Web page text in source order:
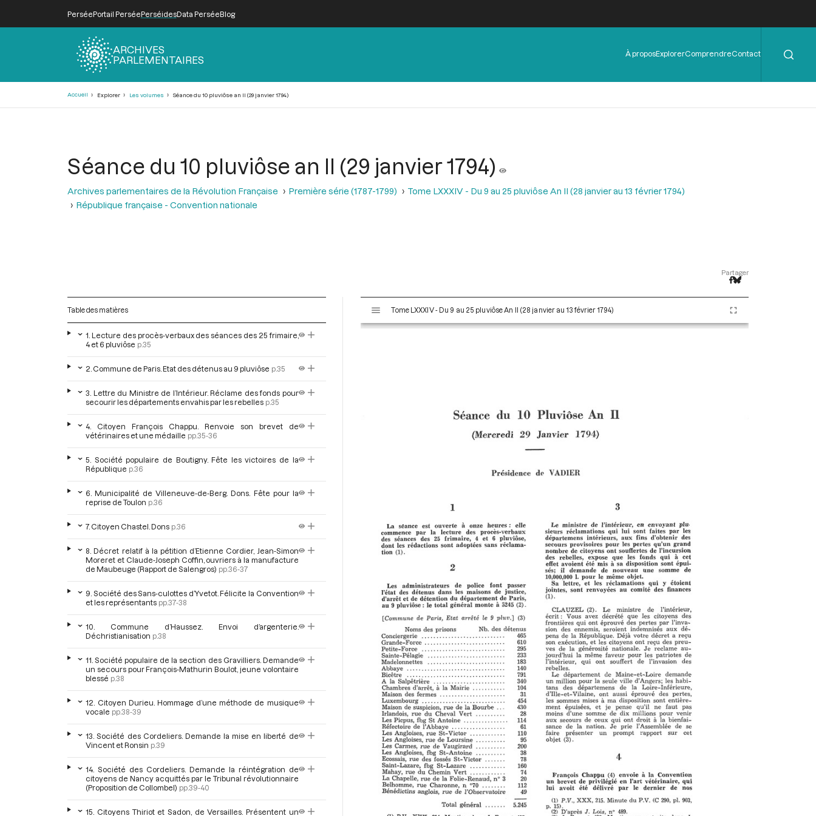
PerséePortail PerséePerséidesData PerséeBlog
ARCHIVES
PARLEMENTAIRES
Menu
de
À proposExplorerComprendreContact
Accueil Explorer Les volumes Séance du 10 pluviôse an II (29 janvier 1794)
Séance du 10 pluviôse an II (29 janvier 1794)
Archives parlementaires de la Révolution Française Première série (1787-1799)
Tome LXXXIV - Du 9 au 25 pluviôse An II (28 janvier au 13 février 1794)
République française - Convention nationale
Partager
Table des matières
1. Lecture des procès-verbaux des séances des 25 frimaire,
4 et 6 pluviôse p.35
2. Commune de Paris. Etat des détenus au 9 pluviôse p.35
3. Lettre du Ministre de l’Intérieur. Réclame des fonds pour
secourir les départements envahis par les rebelles p.35
4. Citoyen François Chappu. Renvoie son brevet de
vétérinaires et une médaille pp.35-36
5. Société populaire de Boutigny. Fête les victoires de la
République p.36
6. Municipalité de Villeneuve-de-Berg. Dons. Fête pour la
reprise de Toulon p.36
7. Citoyen Chastel. Dons p.36
8. Décret relatif à la pétition d’Etienne Cordier, Jean-Simon
Moreret et Claude-Joseph Coffin, ouvriers à la manufacture
de Maubeuge (Rapport de Salengros) pp.36-37
9. Société des Sans-culottes d’Yvetot. Félicite la Convention
et les représentants pp.37-38
10. Commune d’Haussez. Envoi d’argenterie.
Déchristianisation p.38
11. Société populaire de la section des Gravilliers. Demande
un secours pour François-Mathurin Boulot, jeune volontaire
blessé p.38
12. Citoyen Durieu. Hommage d’une méthode de musique
vocale pp.38-39
13. Société des Cordeliers. Demande la mise en liberté de
Vincent et Ronsin p.39
14. Société des Cordeliers. Demande la réintégration de
citoyens de Nancy acquittés par le Tribunal révolutionnaire
(Proposition de Collombel) pp.39-40
15. Citoyens Thiriot et Sadon, de Versailles. Présentent un
s
Tome LXXXIV - Du 9 au 25 pluviôse An II (28 janvier au 13 février 1794)